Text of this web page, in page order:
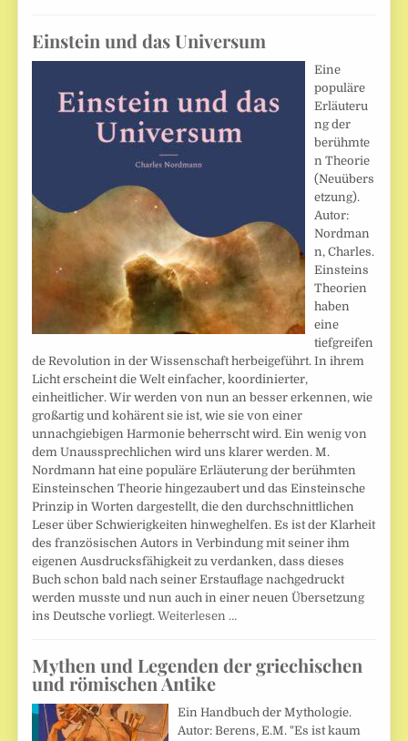
Einstein und das Universum
Eine
populäre
Erläuteru
ng der
berühmte
n Theorie
(Neuübers
etzung).
Autor:
Nordman
n, Charles.
Einsteins
Theorien
haben
eine
tiefgreifen
de Revolution in der Wissenschaft herbeigeführt. In ihrem
Licht erscheint die Welt einfacher, koordinierter,
einheitlicher. Wir werden von nun an besser erkennen, wie
großartig und kohärent sie ist, wie sie von einer
unnachgiebigen Harmonie beherrscht wird. Ein wenig von
dem Unaussprechlichen wird uns klarer werden. M.
Nordmann hat eine populäre Erläuterung der berühmten
Einsteinschen Theorie hingezaubert und das Einsteinsche
Prinzip in Worten dargestellt, die den durchschnittlichen
Leser über Schwierigkeiten hinweghelfen. Es ist der Klarheit
des französischen Autors in Verbindung mit seiner ihm
eigenen Ausdrucksfähigkeit zu verdanken, dass dieses
Buch schon bald nach seiner Erstauflage nachgedruckt
werden musste und nun auch in einer neuen Übersetzung
ins Deutsche vorliegt.Weiterlesen …
Mythen und Legenden der griechischen
und römischen Antike
Ein Handbuch der Mythologie.
Autor: Berens, E.M. "Es ist kaum